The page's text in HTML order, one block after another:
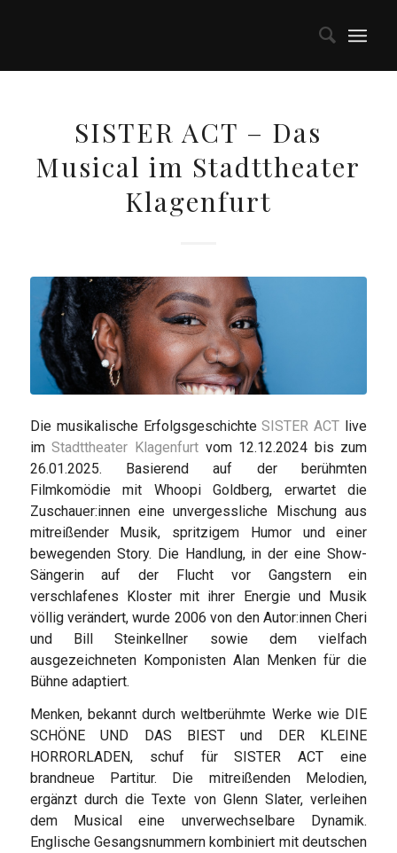
SISTER ACT – Das
Musical im Stadttheater
Klagenfurt
Die musikalische ErfolgsgeschichteSISTER ACT live
imStadttheater Klagenfurtvom 12.12.2024 bis zum
26.01.2025. Basierend auf der berühmten
Filmkomödie mit Whoopi Goldberg, erwartet die
Zuschauer:innen eine unvergessliche Mischung aus
mitreißender Musik, spritzigem Humor und einer
bewegenden Story. Die Handlung, in der eine Show-
Sängerin auf der Flucht vor Gangstern ein
verschlafenes Kloster mit ihrer Energie und Musik
völlig verändert, wurde 2006 von den Autor:innen Cheri
und Bill Steinkellner sowie dem vielfach
ausgezeichneten Komponisten Alan Menken für die
Bühne adaptiert.
Menken, bekannt durch weltberühmte Werke wie DIE
SCHÖNE UND DAS BIEST und DER KLEINE
HORRORLADEN, schuf für SISTER ACT eine
brandneue Partitur. Die mitreißenden Melodien,
ergänzt durch die Texte von Glenn Slater, verleihen
dem Musical eine unverwechselbare Dynamik.
Englische Gesangsnummern kombiniert mit deutschen